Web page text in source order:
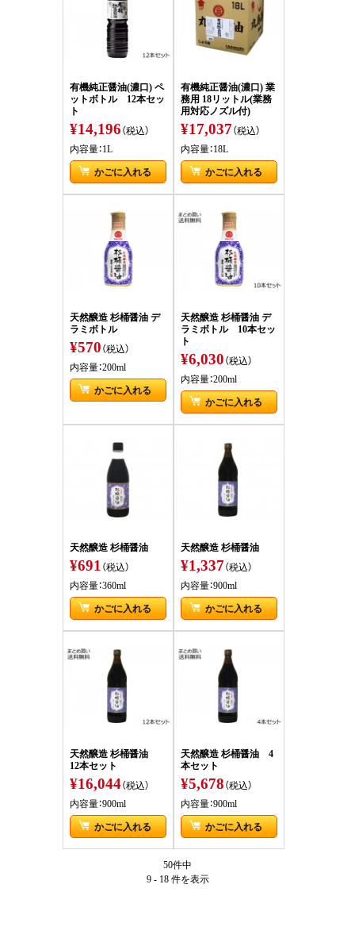
有機純正醤油(濃口) ペ
ットボトル 12本セッ
ト
¥14,196（税込）
内容量：1L
かごに入れる
有機純正醤油(濃口) 業
務用 18リットル(業務
用対応ノズル付)
¥17,037（税込）
内容量：18L
かごに入れる
天然醸造 杉桶醤油 デ
ラミボトル
¥570（税込）
内容量：200ml
かごに入れる
天然醸造 杉桶醤油 デ
ラミボトル 10本セッ
ト
¥6,030（税込）
内容量：200ml
かごに入れる
天然醸造 杉桶醤油
¥691（税込）
内容量：360ml
かごに入れる
天然醸造 杉桶醤油
¥1,337（税込）
内容量：900ml
かごに入れる
天然醸造 杉桶醤油
12本セット
¥16,044（税込）
内容量：900ml
かごに入れる
天然醸造 杉桶醤油 4
本セット
¥5,678（税込）
内容量：900ml
かごに入れる
50件中
9 - 18 件を表示